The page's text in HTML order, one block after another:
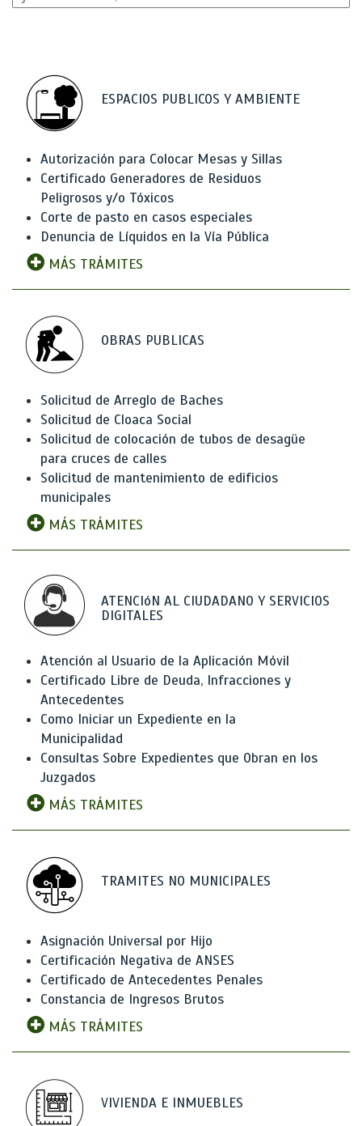
ESPACIOS PUBLICOS Y AMBIENTE
Autorización para Colocar Mesas y Sillas
Certificado Generadores de Residuos
Peligrosos y/o Tóxicos
Corte de pasto en casos especiales
Denuncia de Líquidos en la Vía Pública
MÁS TRÁMITES
OBRAS PUBLICAS
Solicitud de Arreglo de Baches
Solicitud de Cloaca Social
Solicitud de colocación de tubos de desagüe
para cruces de calles
Solicitud de mantenimiento de edificios
municipales
MÁS TRÁMITES
ATENCIóN AL CIUDADANO Y SERVICIOS
DIGITALES
Atención al Usuario de la Aplicación Móvil
Certificado Libre de Deuda, Infracciones y
Antecedentes
Como Iniciar un Expediente en la
Municipalidad
Consultas Sobre Expedientes que Obran en los
Juzgados
MÁS TRÁMITES
TRAMITES NO MUNICIPALES
Asignación Universal por Hijo
Certificación Negativa de ANSES
Certificado de Antecedentes Penales
Constancia de Ingresos Brutos
MÁS TRÁMITES
VIVIENDA E INMUEBLES